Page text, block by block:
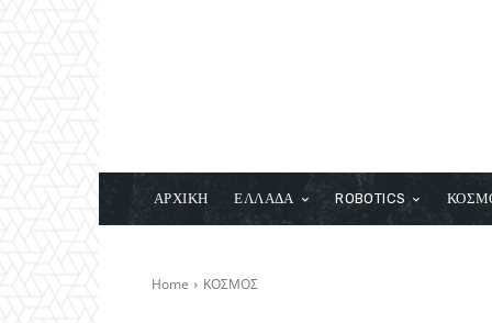
ΑΡΧΙΚΗ ΕΛΛΑΔΑ ROBOTICS
Home ΚΟΣΜΟΣ